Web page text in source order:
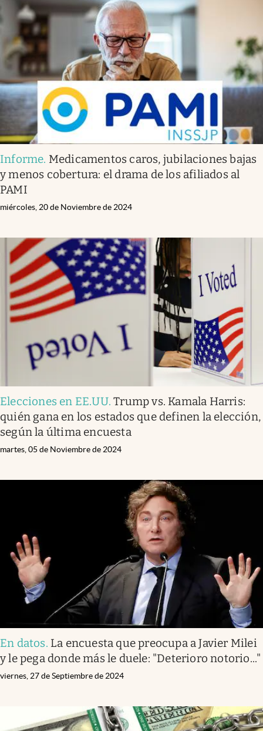
Informe. Medicamentos caros, jubilaciones bajas
y menos cobertura: el drama de los afiliados al
PAMI
miércoles, 20 de Noviembre de 2024
Elecciones en EE.UU.Trump vs. Kamala Harris:
quién gana en los estados que definen la elección,
según la última encuesta
martes, 05 de Noviembre de 2024
En datos. La encuesta que preocupa a Javier Milei
y le pega donde más le duele: "Deterioro notorio..."
viernes, 27 de Septiembre de 2024